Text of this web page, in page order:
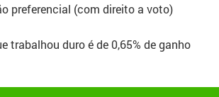
preferencial (com direito a voto)
trabalhou duro é de 0,65% de ganho